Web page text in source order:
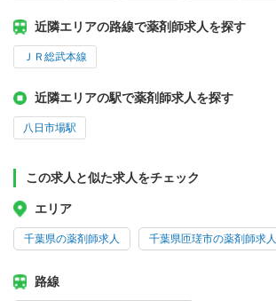
近隣エリアの路線で薬剤師求人を探す
ＪＲ総武本線
近隣エリアの駅で薬剤師求人を探す
八日市場駅
この求人と似た求人をチェック
エリア
千葉県の薬剤師求人 千葉県匝瑳市の薬剤師求人
路線